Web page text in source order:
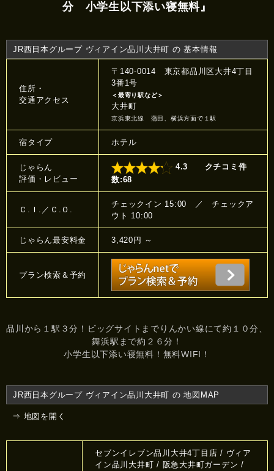
分 小学生以下添い寝無料』
JR西日本グループ ヴィアイン品川大井町 の 基本情報
住所・
交通アクセス
〒140-0014 東京都品川区大井4丁目
3番1号
＜最寄り駅など＞
大井町
京浜東北線 蒲田、横浜方面で１駅
宿タイプ ホテル
じゃらん
評価・レビュー
4.3
クチコミ件
数:68
Ｃ.Ｉ.／Ｃ.Ｏ.
チェックイン 15:00 ／ チェックア
ウト 10:00
じゃらん最安料金 3,420円 ～
プラン検索＆予約
品川から１駅３分！ビッグサイトまでりんかい線にて約１０分、
舞浜駅まで約２６分！
小学生以下添い寝無料！無料WIFI！
JR西日本グループ ヴィアイン品川大井町 の 地図MAP
⇒ 地図を開く
セブンイレブン品川大井4丁目店 / ヴィア
イン品川大井町 / 阪急大井町ガーデン /